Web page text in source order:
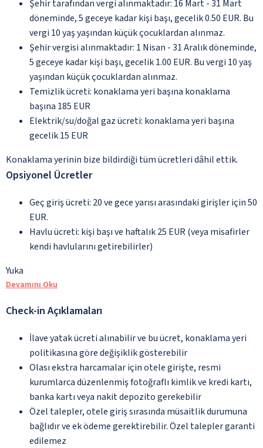
Şehir tarafından vergi alınmaktadır: 16 Mart - 31 Mart
döneminde, 5 geceye kadar kişi başı, gecelik 0.50 EUR. Bu
vergi 10 yaş yaşından küçük çocuklardan alınmaz.
Şehir vergisi alınmaktadır: 1 Nisan - 31 Aralık döneminde,
5 geceye kadar kişi başı, gecelik 1.00 EUR. Bu vergi 10 yaş
yaşından küçük çocuklardan alınmaz.
Temizlik ücreti: konaklama yeri başına konaklama
başına 185 EUR
Elektrik/su/doğal gaz ücreti: konaklama yeri başına
gecelik 15 EUR
Konaklama yerinin bize bildirdiği tüm ücretleri dâhil ettik.
Opsiyonel Ücretler
Geç giriş ücreti: 20 ve gece yarısı arasındaki girişler için 50
EUR.
Havlu ücreti: kişi başı ve haftalık 25 EUR (veya misafirler
kendi havlularını getirebilirler)
Yuka
Devamını Oku
Check-in Açıklamaları
İlave yatak ücreti alınabilir ve bu ücret, konaklama yeri
politikasına göre değişiklik gösterebilir
Olası ekstra harcamalar için otele girişte, resmi
kurumlarca düzenlenmiş fotoğraflı kimlik ve kredi kartı,
banka kartı veya nakit depozito gerekebilir
Özel talepler, otele giriş sırasında müsaitlik durumuna
bağlıdır ve ek ödeme gerektirebilir. Özel talepler garanti
edilemez